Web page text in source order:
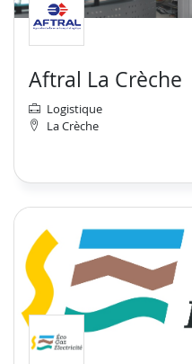
Aftral La Crèche
Logistique
La Crèche